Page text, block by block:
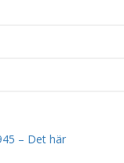
– Det här